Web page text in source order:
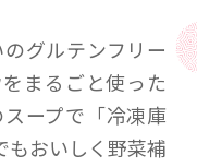
グルテンフリー
まるごと使った
ープで「冷凍庫
もおいしく野菜補